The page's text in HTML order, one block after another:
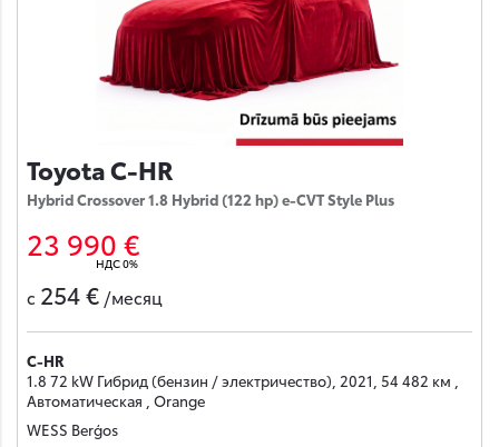
Toyota C-HR
Hybrid Crossover 1.8 Hybrid (122 hp) e-CVT Style Plus
23 990 €
НДС 0%
с 254 € /месяц
C-HR
1.8 72 kW Гибрид (бензин / электричество), 2021, 54 482 км ,
Автоматическая , Orange
WESS Berģos